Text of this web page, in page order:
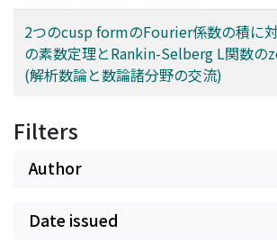
2つのcusp formのFourier係数の積に
の素数定理とRankin-Selberg L関数
(解析数論と数論諸分野の交流)
Filters
Author
Date issued